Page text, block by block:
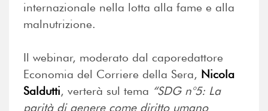
internazionale nella lotta alla fame e alla
malnutrizione.
Il webinar, moderato dal caporedattore
Economia del Corriere della Sera, Nicola
Saldutti, verterà sul tema “SDG n°5: La
parità di genere come diritto umano